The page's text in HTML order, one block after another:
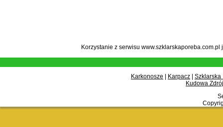
Korzystanie z serwisu
Karkonosze Karpacz
Szklarska
Kudowa